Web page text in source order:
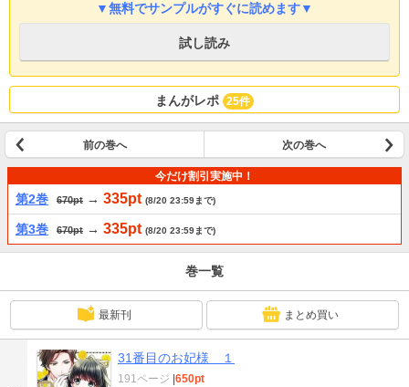
▼無料でサンプルがすぐに読めます▼
試し読み
まんがレポ 25件
前の巻へ 次の巻へ
今だけ割引実施中！
第2巻 670pt → 335pt (8/20 23:59まで)
第3巻 670pt → 335pt (8/20 23:59まで)
巻一覧
最新刊 まとめ買い
31番目のお妃様 １
191ページ 650pt